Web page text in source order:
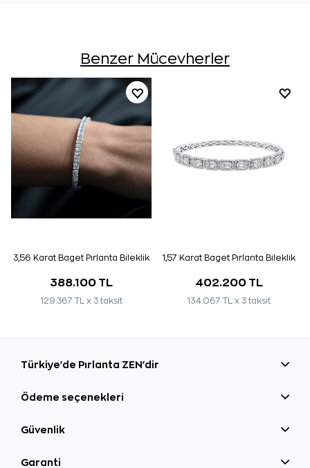
Benzer Mücevherler
3,56 Karat Baget Pırlanta Bileklik
388.100 TL
129.367 TL x 3 taksit
1,57 Karat Baget Pırlanta Bileklik
402.200 TL
134.067 TL x 3 taksit
Türkiye'de Pırlanta ZEN'dir
Ödeme seçenekleri
Güvenlik
Garanti